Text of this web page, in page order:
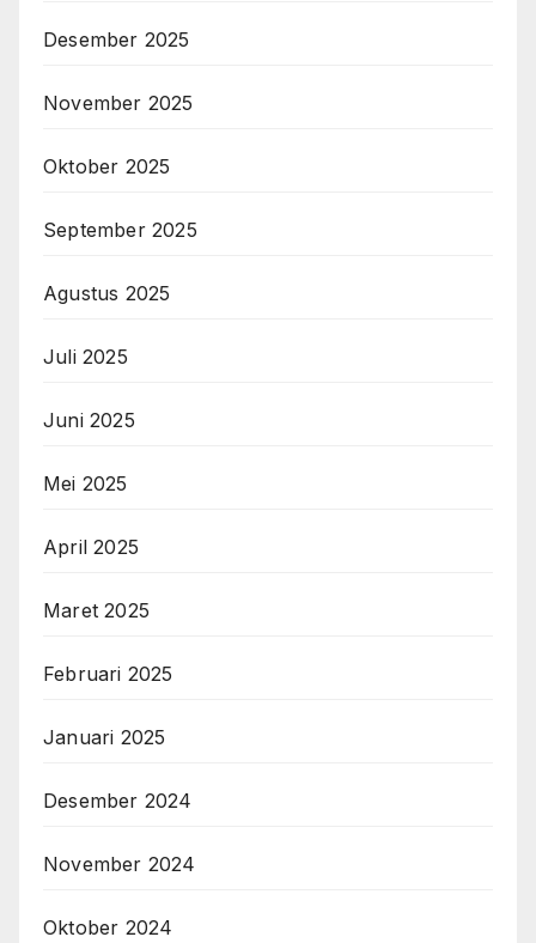
Desember 2025
November 2025
Oktober 2025
September 2025
Agustus 2025
Juli 2025
Juni 2025
Mei 2025
April 2025
Maret 2025
Februari 2025
Januari 2025
Desember 2024
November 2024
Oktober 2024